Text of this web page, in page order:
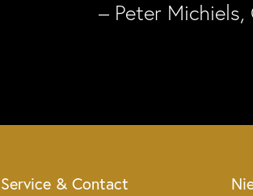
– Peter Michiels,
Service & Contact